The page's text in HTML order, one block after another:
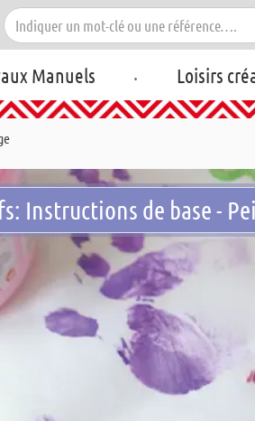
Manuels . Loisirs
Instructions de base -